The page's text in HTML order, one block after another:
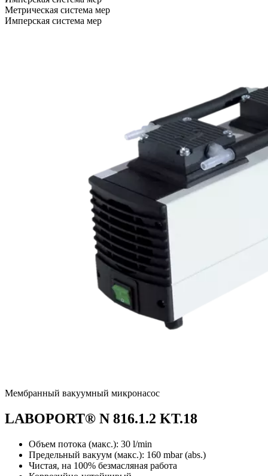
Метрическая система мер
Имперская система мер
Мембранный вакуумный микронасос
LABOPORT® N 816.1.2 KT.18
Объем потока (макс.): 30 l/min
Предельный вакуум (макс.): 160 mbar (abs.)
Чистая, на 100% безмасляная работа